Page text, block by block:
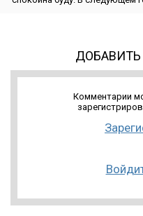
Комментарии